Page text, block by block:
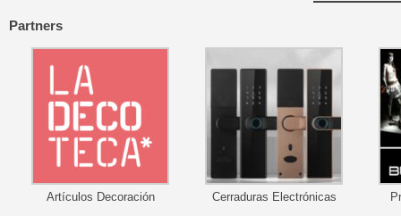
Partners
Artículos Decoración Cerraduras Electrónicas